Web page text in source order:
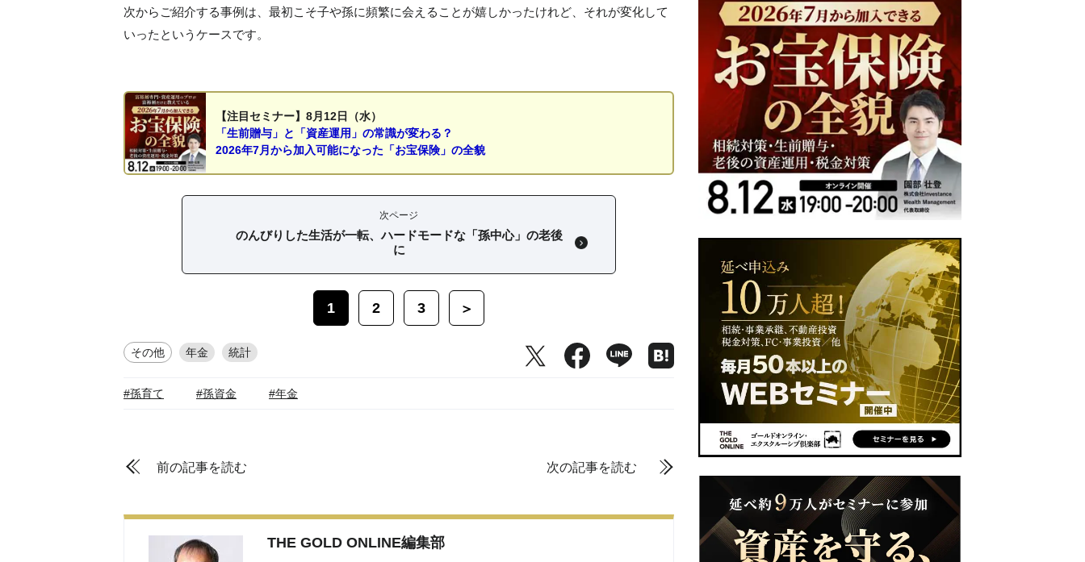
次からご紹介する事例は、最初こそ子や孫に頻繁に会えることが嬉しかったけれど、それが変化して
いったというケースです。
【注目セミナー】8月12日（水）
「生前贈与」と「資産運用」の常識が変わる？
2026年7月から加入可能になった「お宝保険」の全貌
次ページ
のんびりした生活が一転、ハードモードな「孫中心」の老後
に
1 2 3 ＞
その他 年金 統計
#孫育て #孫資金 #年金
前の記事を読む 次の記事を読む
THE GOLD ONLINE編集部